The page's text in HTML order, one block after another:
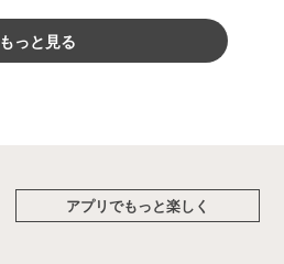
もっと見る
アプリでもっと楽しく